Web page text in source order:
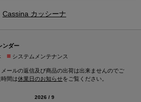
Cassina カッシーナ
ンダー
■ システムメンテナンス
メールの返信及び商品の出荷は出来ませんのでご
間は休業日のお知らせをご覧ください。
2026 / 9